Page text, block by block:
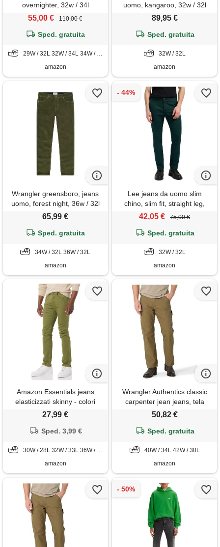
overnighter, 32w / 34l
55,00 € 110,00 €
Sped. gratuita
29W / 32L 32W / 34L 34W / 32L 36W / 34L
amazon
uomo, kangaroo, 32w / 32l
89,95 €
Sped. gratuita
32W / 32L
amazon
Wrangler greensboro, jeans
uomo, forest night, 36w / 32l
65,99 €
Sped. gratuita
34W / 32L 36W / 32L
amazon
Lee jeans da uomo slim
chino, slim fit, straight leg,
jade forest, 46 it (32w/32l)
42,05 € 75,00 €
Sped. gratuita
32W / 32L
amazon
Amazon Essentials jeans
elasticizzati skinny - colori
fuori produzione uomo, verde
27,99 €
Sped. 3,99 €
30W / 28L 32W / 33L 36W / 34L
amazon
Wrangler Authentics classic
carpenter jean jeans, tela
verde oliva, 40 w/34 l uomo
50,82 €
Sped. gratuita
40W / 34L 42W / 30L
amazon